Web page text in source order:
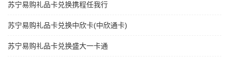
苏宁易购礼品卡兑换携程任我行
苏宁易购礼品卡兑换中欣卡(中欣通卡)
苏宁易购礼品卡兑换盛大一卡通